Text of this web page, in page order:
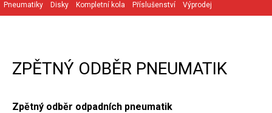
Pneumatiky Disky Kompletní kola Příslušenství Výprodej
ZPĚTNÝ ODBĚR PNEUMATIK
Zpětný odběr odpadních pneumatik